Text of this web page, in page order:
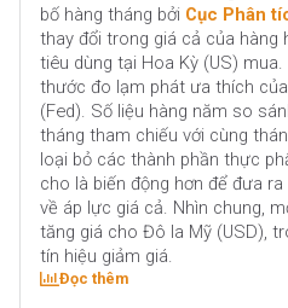
bố hàng tháng bởi Cục Phân
thay đổi trong giá cả của hàng
tiêu dùng tại Hoa Kỳ (US) mua.
thước đo lạm phát ưa thích
(Fed). Số liệu hàng năm so
tháng tham chiếu với cùng
loại bỏ các thành phần thực
cho là biến động hơn để đưa
về áp lực giá cả. Nhìn chung,
tăng giá cho Đô la Mỹ (USD),
tín hiệu giảm giá.
Đọc thêm